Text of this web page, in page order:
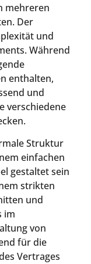
mehreren
Der
und
Während
enthalten,
und
verschiedene
Struktur
einfachen
gestaltet sein
strikten
und
im
von
für die
Vertrages